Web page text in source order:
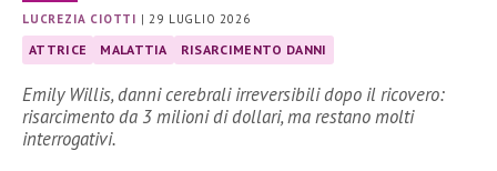
LUCREZIA CIOTTI |29 LUGLIO 2026
ATTRICE MALATTIA RISARCIMENTO DANNI
Emily Willis, danni cerebrali irreversibili dopo il ricovero:
risarcimento da 3 milioni di dollari, ma restano molti
interrogativi.